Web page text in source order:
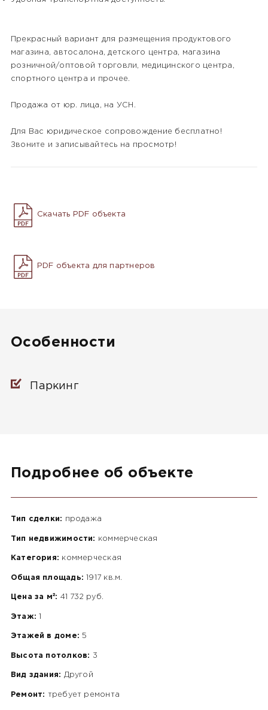
Прекрасный вариант для размещения продуктового
магазина, автосалона, детского центра, магазина
розничной/оптовой торговли, медицинского центра,
спортного центра и прочее.
Продажа от юр. лица, на УСН.
Для Вас юридическое сопровождение бесплатно!
Звоните и записывайтесь на просмотр!
Скачать PDF объекта
PDF объекта для партнеров
Особенности
Паркинг
Подробнее об объекте
Тип сделки: продажа
Тип недвижимости: коммерческая
Категория: коммерческая
Общая площадь: 1917 кв.м.
Цена за м²: 41 732 руб.
Этаж: 1
Этажей в доме: 5
Высота потолков: 3
Вид здания: Другой
Ремонт: требует ремонта